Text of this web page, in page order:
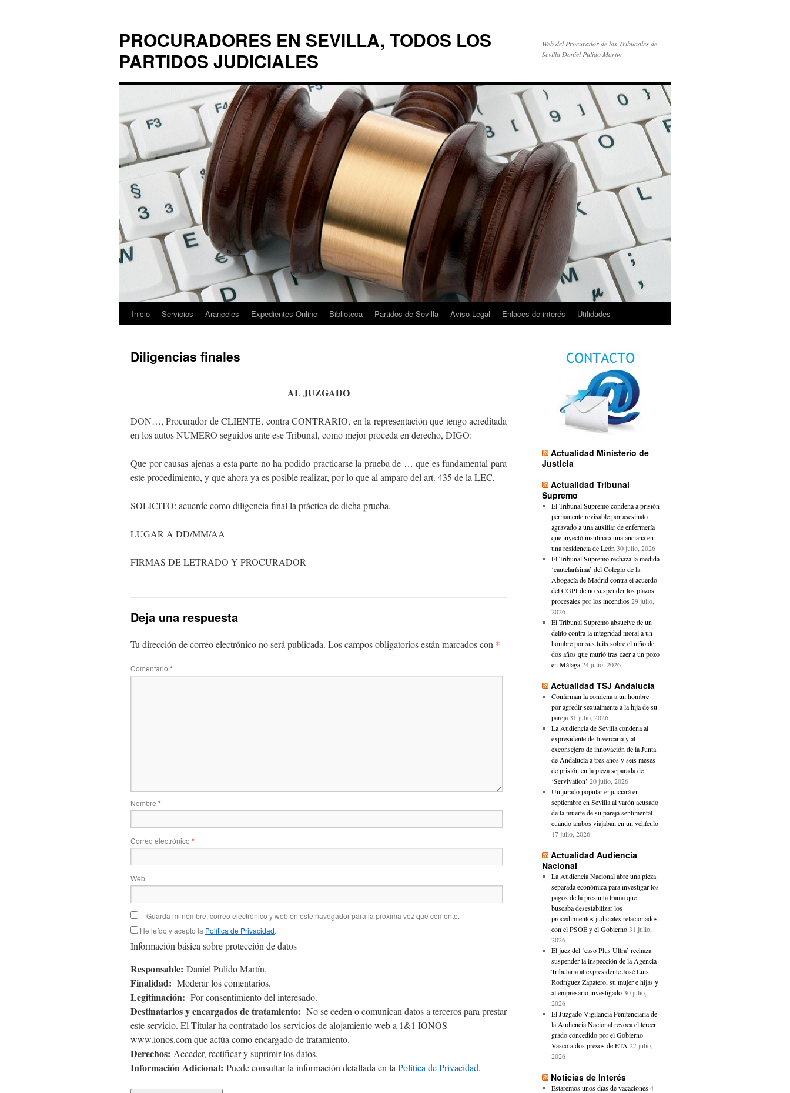
PROCURADORES EN SEVILLA, TODOS LOS
PARTIDOS JUDICIALES
Web del Procurador de los Tribunales de
Sevilla Daniel Pulido Martín
Saltar
contenido
Inicio Servicios Aranceles Expedientes Online Biblioteca Partidos de Sevilla Aviso Legal Enlaces de interés Utilidades
Diligencias finales
AL JUZGADO
DON…, Procurador de CLIENTE, contra CONTRARIO, en la representación que tengo acreditada
en los autos NUMERO seguidos ante ese Tribunal, como mejor proceda en derecho, DIGO:
Que por causas ajenas a esta parte no ha podido practicarse la prueba de … que es fundamental para
este procedimiento, y que ahora ya es posible realizar, por lo que al amparo del art. 435 de la LEC,
SOLICITO: acuerde como diligencia final la práctica de dicha prueba.
LUGAR A DD/MM/AA
FIRMAS DE LETRADO Y PROCURADOR
Deja una respuesta
Tu dirección de correo electrónico no será publicada. Los campos obligatorios están marcados con *
Comentario *
Nombre *
Correo electrónico *
Web
Guarda mi nombre, correo electrónico y web en este navegador para la próxima vez que comente.
He leído y acepto la Política de Privacidad.
Información básica sobre protección de datos
Responsable: Daniel Pulido Martín.
Finalidad: Moderar los comentarios.
Legitimación: Por consentimiento del interesado.
Destinatarios y encargados de tratamiento: No se ceden o comunican datos a terceros para prestar
este servicio. El Titular ha contratado los servicios de alojamiento web a 1&1 IONOS
www.ionos.com que actúa como encargado de tratamiento.
Derechos: Acceder, rectificar y suprimir los datos.
Información Adicional: Puede consultar la información detallada en la Política de Privacidad.
Actualidad Ministerio de
Justicia
Actualidad Tribunal
Supremo
El Tribunal Supremo condena a prisión
permanente revisable por asesinato
agravado a una auxiliar de enfermería
que inyectó insulina a una anciana en
una residencia de León 30 julio, 2026
El Tribunal Supremo rechaza la medida
‘cautelarísima’ del Colegio de la
Abogacía de Madrid contra el acuerdo
del CGPJ de no suspender los plazos
procesales por los incendios 29 julio,
2026
El Tribunal Supremo absuelve de un
delito contra la integridad moral a un
hombre por sus tuits sobre el niño de
dos años que murió tras caer a un pozo
en Málaga 24 julio, 2026
Actualidad TSJ Andalucía
Confirman la condena a un hombre
por agredir sexualmente a la hija de su
pareja 31 julio, 2026
La Audiencia de Sevilla condena al
expresidente de Invercaria y al
exconsejero de innovación de la Junta
de Andalucía a tres años y seis meses
de prisión en la pieza separada de
‘Servivation’ 20 julio, 2026
Un jurado popular enjuiciará en
septiembre en Sevilla al varón acusado
de la muerte de su pareja sentimental
cuando ambos viajaban en un vehículo
17 julio, 2026
Actualidad Audiencia
Nacional
La Audiencia Nacional abre una pieza
separada económica para investigar los
pagos de la presunta trama que
buscaba desestabilizar los
procedimientos judiciales relacionados
con el PSOE y el Gobierno 31 julio,
2026
El juez del ‘caso Plus Ultra’ rechaza
suspender la inspección de la Agencia
Tributaria al expresidente José Luis
Rodríguez Zapatero, su mujer e hijas y
al empresario investigado 30 julio,
2026
El Juzgado Vigilancia Penitenciaria de
la Audiencia Nacional revoca el tercer
grado concedido por el Gobierno
Vasco a dos presos de ETA 27 julio,
2026
Noticias de Interés
Estaremos unos días de vacaciones 4